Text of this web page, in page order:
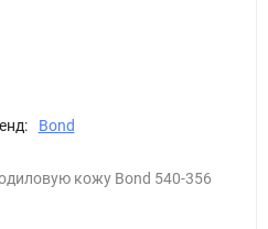
Bond
кожу Bond 540-356